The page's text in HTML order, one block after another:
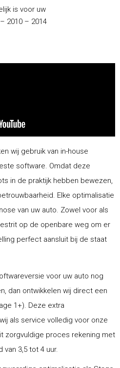
is voor uw
2010 – 2014
wij gebruik van in-house
software. Omdat deze
in de praktijk hebben bewezen,
Elke optimalisatie
van uw auto. Zowel voor als
op de openbare weg om er
perfect aansluit bij de staat
voor uw auto nog
dan ontwikkelen wij direct een
1+). Deze extra
als service volledig voor onze
zorgvuldige proces rekening met
3,5 tot 4 uur.